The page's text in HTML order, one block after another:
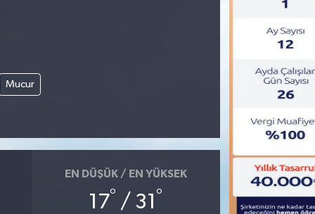
Mucur
EN DÜŞÜK / EN YÜKSEK
17° / 31 °